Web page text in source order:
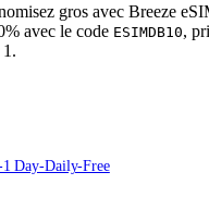
gros avec Breeze
avec le code ESIMDB10,
Day-Daily-Free